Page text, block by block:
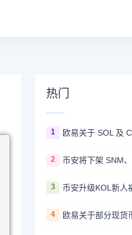
热门
1
2
3
4 欧易关于部分现货